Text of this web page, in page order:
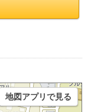
地図アプリで見る